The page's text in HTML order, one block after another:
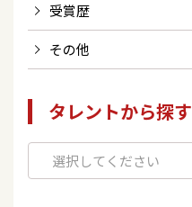
受賞歴
その他
タレントから探す